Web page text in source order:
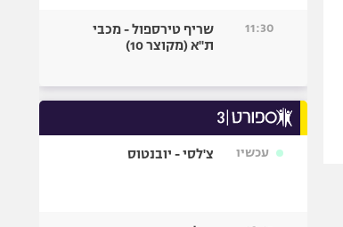
11:30
שריף טירספול - מכבי
ת"א (מקוצר 10)
עכשיו צ'לסי - יובנטוס